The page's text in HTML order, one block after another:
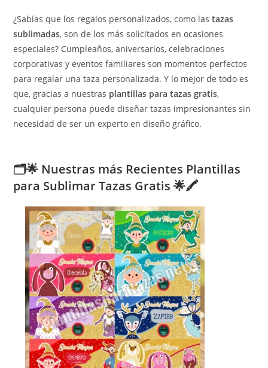
¿Sabías que los regalos personalizados, como lastazas
sublimadas, son de los más solicitados en ocasiones
especiales? Cumpleaños, aniversarios, celebraciones
corporativas y eventos familiares son momentos perfectos
para regalar una taza personalizada. Y lo mejor de todo es
que, gracias a nuestras plantillas para tazas gratis,
cualquier persona puede diseñar tazas impresionantes sin
necesidad de ser un experto en diseño gráfico.
🗂️🌟 Nuestras más Recientes Plantillas
para Sublimar Tazas Gratis 🌟🖍️